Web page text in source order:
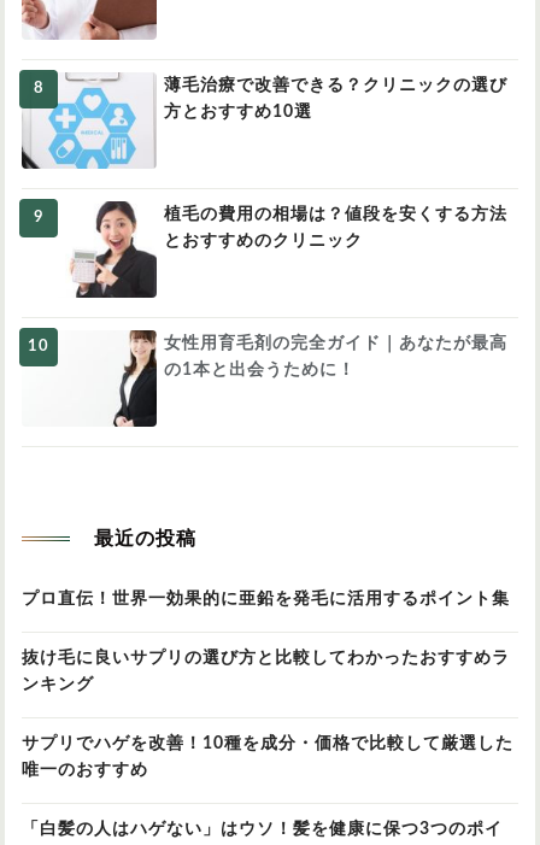
薄毛治療で改善できる？クリニックの選び
方とおすすめ10選
植毛の費用の相場は？値段を安くする方法
とおすすめのクリニック
女性用育毛剤の完全ガイド｜あなたが最高
の1本と出会うために！
最近の投稿
プロ直伝！世界一効果的に亜鉛を発毛に活用するポイント集
抜け毛に良いサプリの選び方と比較してわかったおすすめラ
ンキング
サプリでハゲを改善！10種を成分・価格で比較して厳選した
唯一のおすすめ
「白髪の人はハゲない」はウソ！髪を健康に保つ3つのポイ